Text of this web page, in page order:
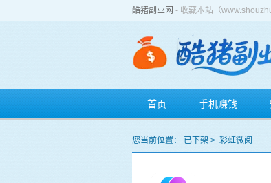
酷猪副业网 - 收藏本站（
首页 手机赚钱
您当前位置： 已下架 > 彩虹微阅